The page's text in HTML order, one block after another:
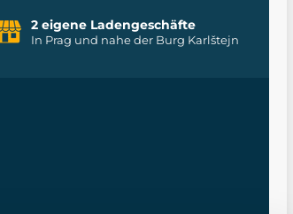
2 eigene Ladengeschäfte
In Prag und nahe der Burg Karlštejn